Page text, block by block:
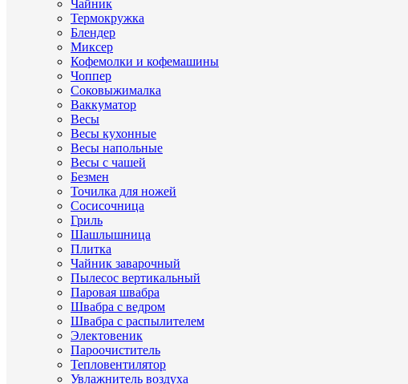
Чайник
Термокружка
Блендер
Миксер
Кофемолки и кофемашины
Чоппер
Соковыжималка
Ваккуматор
Весы
Весы кухонные
Весы напольные
Весы с чашей
Безмен
Точилка для ножей
Сосисочница
Гриль
Шашлышница
Плитка
Чайник заварочный
Пылесос вертикальный
Паровая швабра
Швабра с ведром
Швабра с распылителем
Электовеник
Пароочиститель
Тепловентилятор
Увлажнитель воздуха